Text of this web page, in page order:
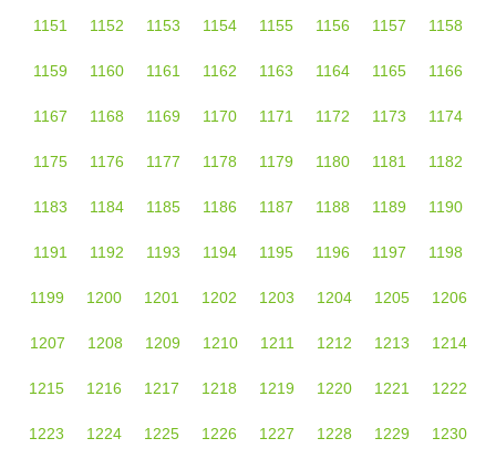
1151 1152 1153 1154 1155 1156 1157 1158
1159 1160 1161 1162 1163 1164 1165 1166
1167 1168 1169 1170 1171 1172 1173 1174
1175 1176 1177 1178 1179 1180 1181 1182
1183 1184 1185 1186 1187 1188 1189 1190
1191 1192 1193 1194 1195 1196 1197 1198
1199 1200 1201 1202 1203 1204 1205 1206
1207 1208 1209 1210 1211 1212 1213 1214
1215 1216 1217 1218 1219 1220 1221 1222
1223 1224 1225 1226 1227 1228 1229 1230